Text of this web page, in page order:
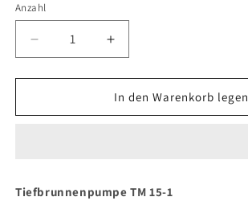
Anzahl
Verringere
die
Menge
TM
Erhöhe
die
Menge
für
TM
In den Warenkorb legen
Tiefbrunnenpumpe TM 15-1